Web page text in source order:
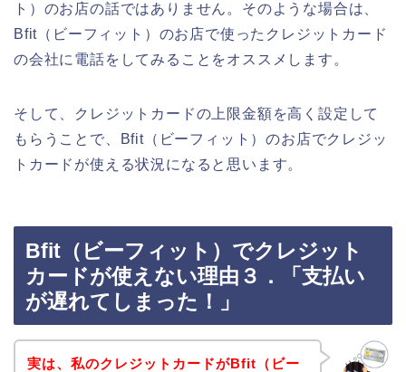
ト）のお店の話ではありません。そのような場合は、
Bfit（ビーフィット）のお店で使ったクレジットカード
の会社に電話をしてみることをオススメします。
そして、クレジットカードの上限金額を高く設定して
もらうことで、Bfit（ビーフィット）のお店でクレジッ
トカードが使える状況になると思います。
Bfit（ビーフィット）でクレジット
カードが使えない理由３．「支払い
が遅れてしまった！」
実は、私のクレジットカードがBfit（ビー